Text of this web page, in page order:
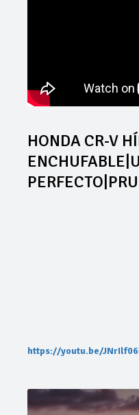
HONDA CR-V
https://youtu.be/